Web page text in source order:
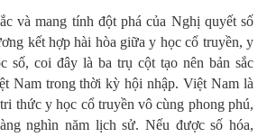
và mang tính đột phá của Nghị quyết số
kết hợp hài hòa giữa y học cổ truyền, y
số, coi đây là ba trụ cột tạo nên bản sắc
Nam trong thời kỳ hội nhập. Việt Nam là
thức y học cổ truyền vô cùng phong phú,
nghìn năm lịch sử. Nếu được số hóa,